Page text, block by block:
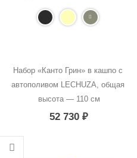
Набор «Канто Грин» в кашпо с
автополивом LECHUZA, общая
высота — 110 см
52 730₽